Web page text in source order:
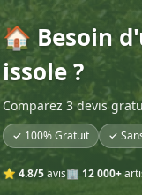
🏠 Besoin
issole ?
Comparez 3 devis
✓ 100% Gratuit ✓
⭐ 4.8/5avis🏢 12 000+